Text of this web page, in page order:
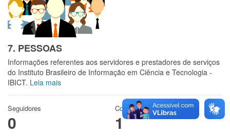
7. PESSOAS
Informações referentes aos servidores e prestadores de serviços
do Instituto Brasileiro de Informação em Ciência e Tecnologia -
IBICT. Leia mais
Seguidores
0
Conjuntos de dados
1